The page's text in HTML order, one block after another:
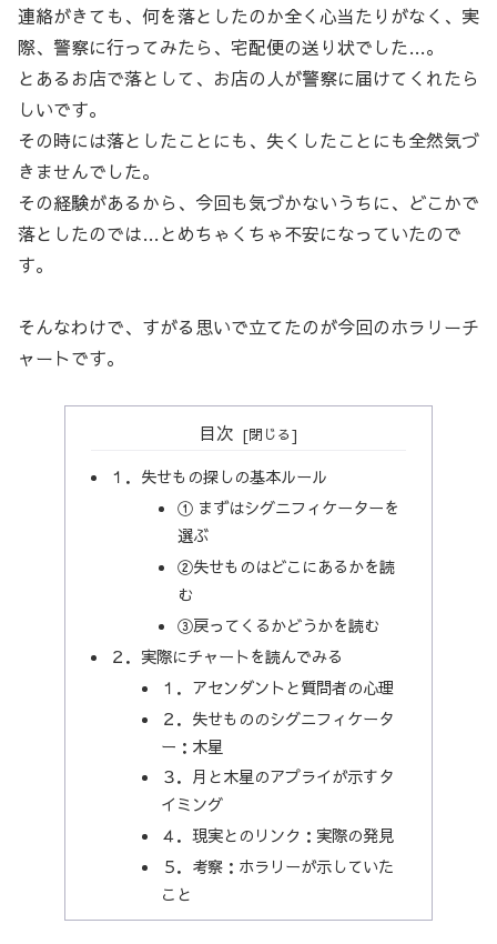
連絡がきても、何を落としたのか全く心当たりがなく、実
際、警察に行ってみたら、宅配便の送り状でした…。
とあるお店で落として、お店の人が警察に届けてくれたら
しいです。
その時には落としたことにも、失くしたことにも全然気づ
きませんでした。
その経験があるから、今回も気づかないうちに、どこかで
落としたのでは…とめちゃくちゃ不安になっていたので
す。
そんなわけで、すがる思いで立てたのが今回のホラリーチ
ャートです。
目次
１．失せもの探しの基本ルール
① まずはシグニフィケーターを
選ぶ
②失せものはどこにあるかを読
む
③戻ってくるかどうかを読む
２．実際にチャートを読んでみる
１．アセンダントと質問者の心理
２．失せもののシグニフィケータ
ー：木星
３．月と木星のアプライが示すタ
イミング
４．現実とのリンク：実際の発見
５．考察：ホラリーが示していた
こと